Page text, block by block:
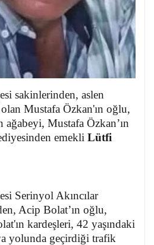
sakinlerinden, aslen
Mustafa Özkan'ın oğlu,
ağabeyi, Mustafa Özkan’ın
emekli Lütfi
Serinyol Akıncılar
Acip Bolat’ın oğlu,
kardeşleri, 42 yaşındaki
yolunda geçirdiği trafik